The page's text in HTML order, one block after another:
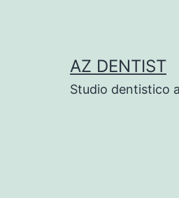
AZ DENTIST
Studio dentistico